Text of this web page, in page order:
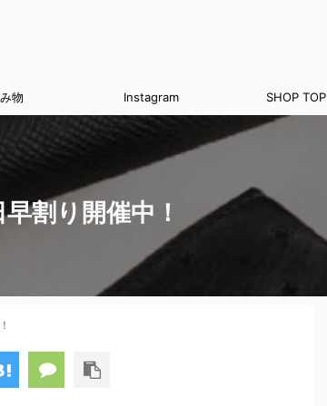
物 Instagram SHOP TOP
割り開催中！